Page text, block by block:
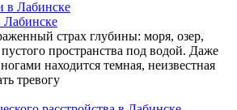
Лабинске
страх глубины: моря, озер,
пространства под водой. Даже
находится темная, неизвестная
тревогу